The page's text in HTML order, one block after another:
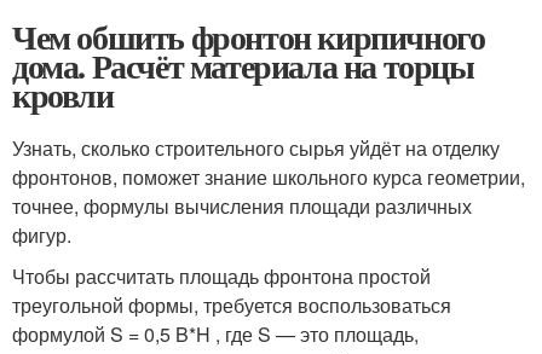
Чем обшить фронтон кирпичного
дома. Расчёт материала на торцы
кровли
Узнать, сколько строительного сырья уйдёт на отделку
фронтонов, поможет знание школьного курса геометрии,
точнее, формулы вычисления площади различных
фигур.
Чтобы рассчитать площадь фронтона простой
треугольной формы, требуется воспользоваться
формулой S = 0,5 B*H , где S — это площадь,